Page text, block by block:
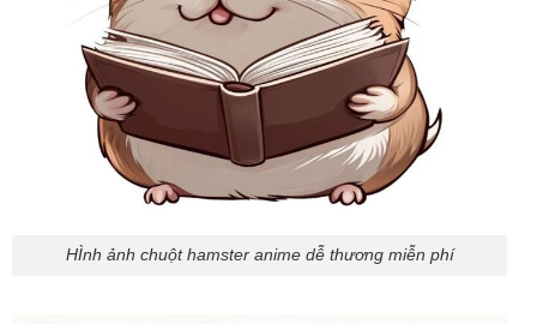
HÌnh ảnh chuột hamster anime dễ thương miễn phí